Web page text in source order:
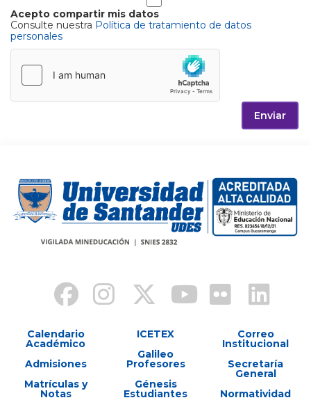
Acepto compartir mis datos
Consulte nuestra Política de tratamiento de datos
personales
Enviar
Calendario
Académico
Admisiones
Matrículas y
Notas
ICETEX
Galileo
Profesores
Génesis
Estudiantes
Correo
Institucional
Secretaría
General
Normatividad